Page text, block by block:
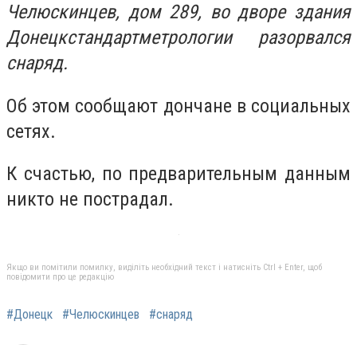
Челюскинцев, дом 289, во дворе здания
Донецкстандартметрологии разорвался
снаряд.
Об этом сообщают дончане в социальных
сетях.
К счастью, по предварительным данным
никто не пострадал.
Якщо ви помітили помилку, виділіть необхідний текст і натисніть Ctrl + Enter, щоб
повідомити про це редакцію
#Донецк #Челюскинцев #снаряд